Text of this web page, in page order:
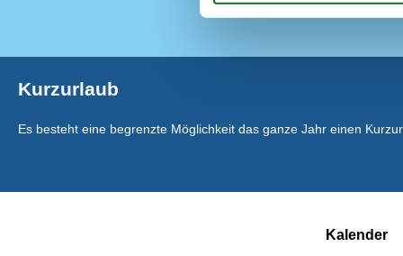
Kurzurlaub
Es besteht eine begrenzte Möglichkeit das ganze Jahr einen
Kalender